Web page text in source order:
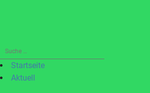
Suche
nach:Startseite
Aktuell